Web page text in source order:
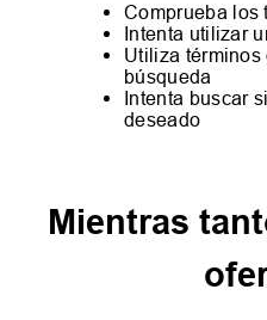
Comprueba los
Intenta utilizar
Utiliza
búsqueda
Intenta buscar
deseado
Mientras